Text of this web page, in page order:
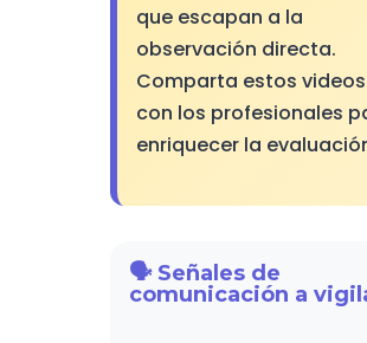
que escapan a la
observación directa.
Comparta estos videos
con los profesionales
enriquecer la
🗣️ Señales de
comunicación a